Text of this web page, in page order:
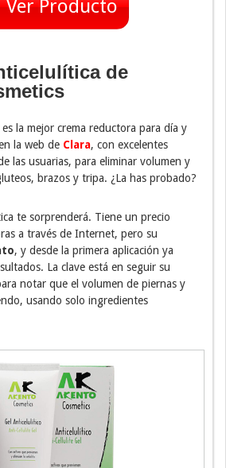
Ver Producto
de
la mejor crema reductora para día y
la web de Clara, con excelentes
las usuarias, para eliminar volumen y
brazos y tripa. ¿La has probado?
te sorprenderá. Tiene un precio
a través de Internet, pero su
, y desde la primera aplicación ya
La clave está en seguir su
notar que el volumen de piernas y
usando solo ingredientes